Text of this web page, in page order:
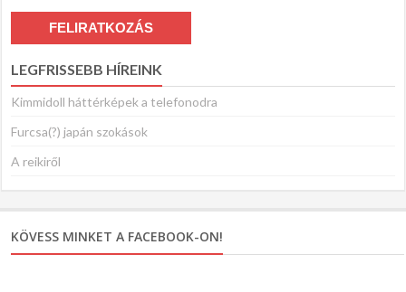
LEGFRISSEBB HÍREINK
Kimmidoll háttérképek a telefonodra
Furcsa(?) japán szokások
A reikiről
KÖVESS MINKET A FACEBOOK-ON!